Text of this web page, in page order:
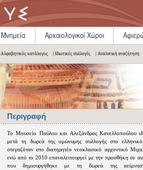
| Αλφαβητικός κατάλογος | Ιδιωτικές συλλογές | Αναλυτική αναζήτηση
Περιγραφή
Το Μουσείο Παύλου και Αλεξάνδρας Κανελλοπούλου
μετά τη δωρεά της ομώνυμης συλλογής στο
στεγαζόταν στο διατηρητέο νεοκλασικό αρχοντικό
ενώ από το 2010 επαναλειτουργεί με την προσθήκη σε
που δημιουργήθηκε με τη δωρεά της